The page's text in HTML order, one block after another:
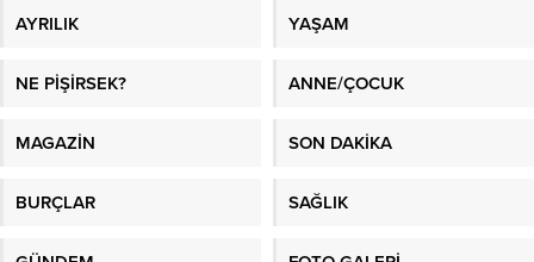
AYRILIK YAŞAM
NE PİŞİRSEK? ANNE/ÇOCUK
MAGAZİN SON DAKİKA
BURÇLAR SAĞLIK